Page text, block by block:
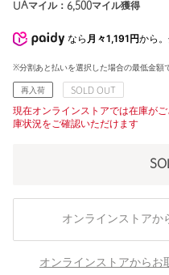
UAマイル： 6,500マイル獲得
なら 月々1,191円から
※分割あと払いを選択した場合の最低金額
再入荷 SOLD OUT
現在オンラインストアでは在庫が
庫状況をご確認いただけます
オンラインストアか
オンラインストアからお